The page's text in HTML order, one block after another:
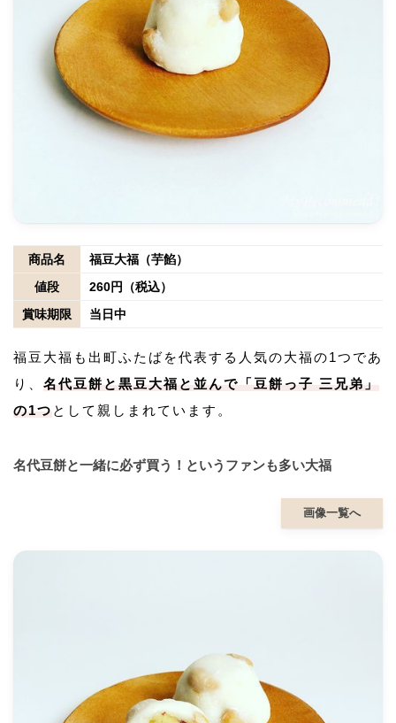
商品名
福豆大福（芋餡）
値段
260円（税込）
賞味期限
当日中
福豆大福も出町ふたばを代表する人気の大福の1つであ
り、 名代豆餅と黒豆大福と並んで「豆餅っ子 三兄弟」
の1つ として親しまれています。
名代豆餅と一緒に必ず買う！というファンも多い大福
画像一覧へ